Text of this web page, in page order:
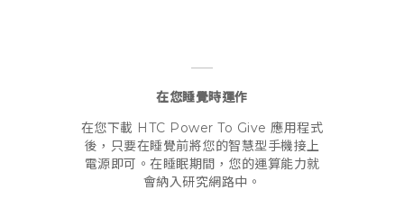
在您睡覺時運作
在您下載 HTC Power To Give 應用程式
後，只要在睡覺前將您的智慧型手機接上
電源即可。在睡眠期間，您的運算能力就
會納入研究網路中。